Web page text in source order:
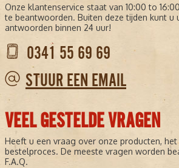
Onze klantenservice staat van 10:00 to
te beantwoorden. Buiten deze tijden kunt u
antwoorden binnen 24 uur!
0341 55 69 69
STUUR EEN EMAIL
VEEL GESTELDE VRAGEN
Heeft u een vraag over onze producten,
bestelproces. De meeste vragen worden
F.A.Q.